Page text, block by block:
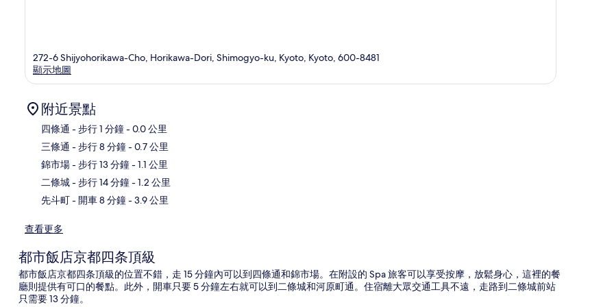
272-6 Shijyohorikawa-Cho, Horikawa-Dori, Shimogyo-ku, Kyoto, Kyoto, 600-8481
顯示地圖
附近景點
四條通 - 步行 1 分鐘- 0.0 公里
三條通 - 步行 8 分鐘- 0.7 公里
錦市場- 步行 13 分鐘- 1.1 公里
二條城- 步行 14 分鐘- 1.2 公里
先斗町- 開車 8 分鐘- 3.9 公里
查看更多
都市飯店京都四条頂級
都市飯店京都四条頂級的位置不錯，走 15 分鐘內可以到四條通和錦市場。在附設的 Spa 旅客可以享受按摩，放鬆身心，這裡的餐
廳則提供有可口的餐點。此外，開車只要 5 分鐘左右就可以到二條城和河原町通。住宿離大眾交通工具不遠，走路到二條城前站
只需要 13 分鐘。